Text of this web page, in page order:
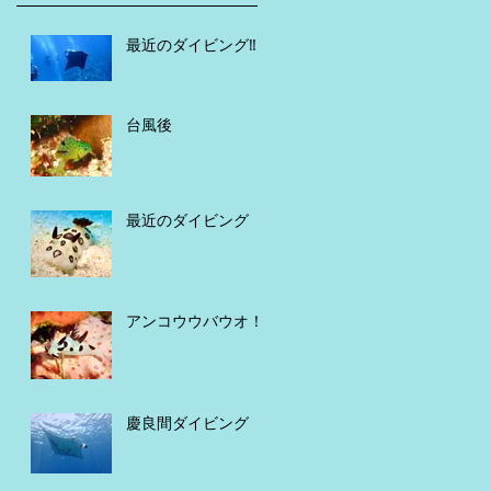
最近のダイビング‼️
台風後
最近のダイビング
アンコウウバウオ！
慶良間ダイビング